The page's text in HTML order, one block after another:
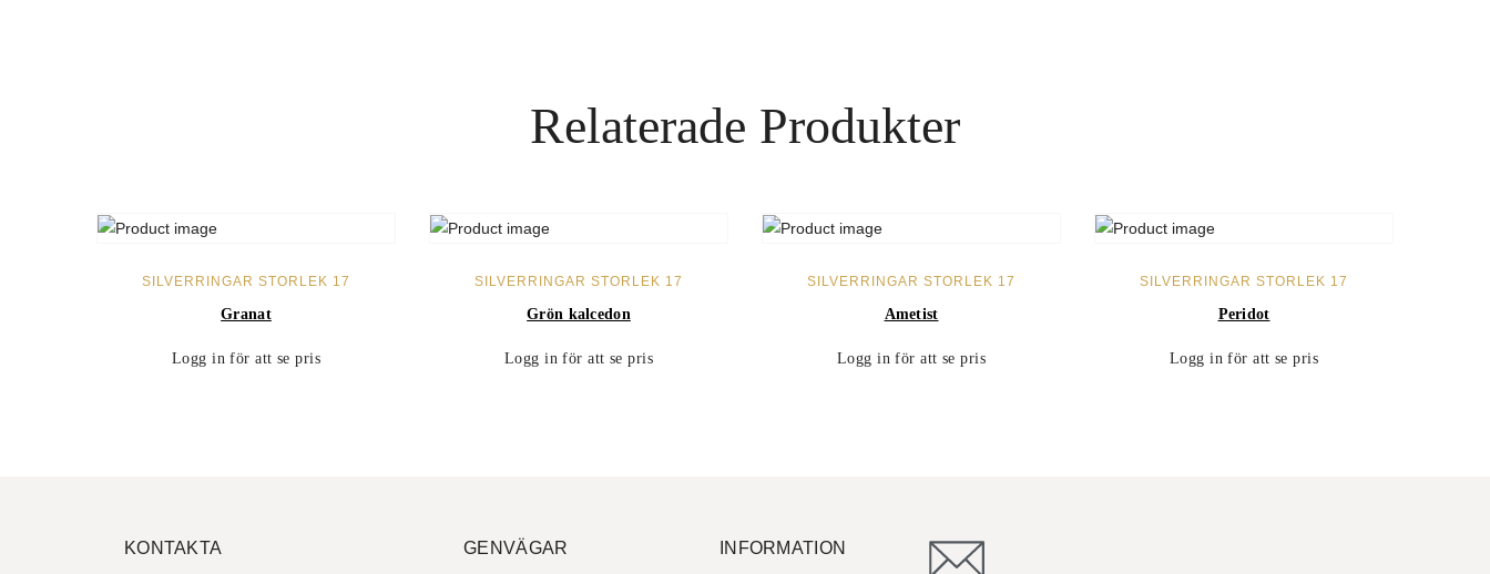
Relaterade Produkter
SILVERRINGAR STORLEK 17
Granat
Logg in för att se pris
SILVERRINGAR STORLEK 17
Grön kalcedon
Logg in för att se pris
SILVERRINGAR STORLEK 17
Ametist
Logg in för att se pris
SILVERRINGAR STORLEK 17
Peridot
Logg in för att se pris
KONTAKTA GENVÄGAR INFORMATION